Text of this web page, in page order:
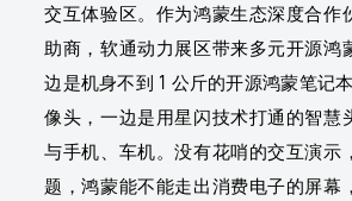
交互体验区。作为鸿蒙生态深度合作
助商，软通动力展区带来多元开源鸿
边是机身不到 1 公斤的开源鸿蒙笔记
像头，一边是用星闪技术打通的智慧
与手机、车机。没有花哨的交互演示
题，鸿蒙能不能走出消费电子的屏幕